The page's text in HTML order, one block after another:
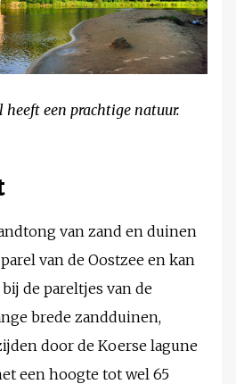
een prachtige natuur.
van zand en duinen
van de Oostzee en kan
de pareltjes van de
brede zandduinen,
door de Koerse lagune
een hoogte tot wel 65